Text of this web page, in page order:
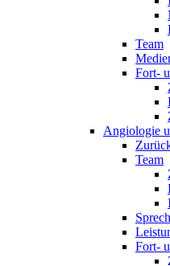
Team
Fort-
Angiologie
Team
Fort-